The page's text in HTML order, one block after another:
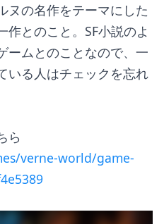
ヌの名作をテーマにした
とのこと。SF小説のよ
ームとのことなので、一
いる人はチェックを忘れ
ら
verne-world/game-